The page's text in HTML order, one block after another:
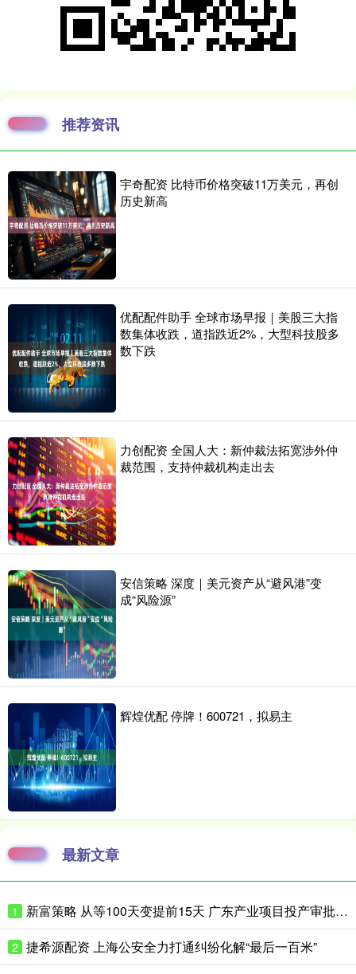
推荐资讯
宇奇配资 比特币价格突破11万美元，再创
历史新高
优配配件助手 全球市场早报｜美股三大指
数集体收跌，道指跌近2%，大型科技股多
数下跌
力创配资 全国人大：新仲裁法拓宽涉外仲
裁范围，支持仲裁机构走出去
安信策略 深度｜美元资产从“避风港”变
成“风险源”
辉煌优配 停牌！600721，拟易主
最新文章
1 新富策略 从等100天变提前15天 广东产业项目投产审批如何抢时间？
2 捷希源配资 上海公安全力打通纠纷化解“最后一百米”